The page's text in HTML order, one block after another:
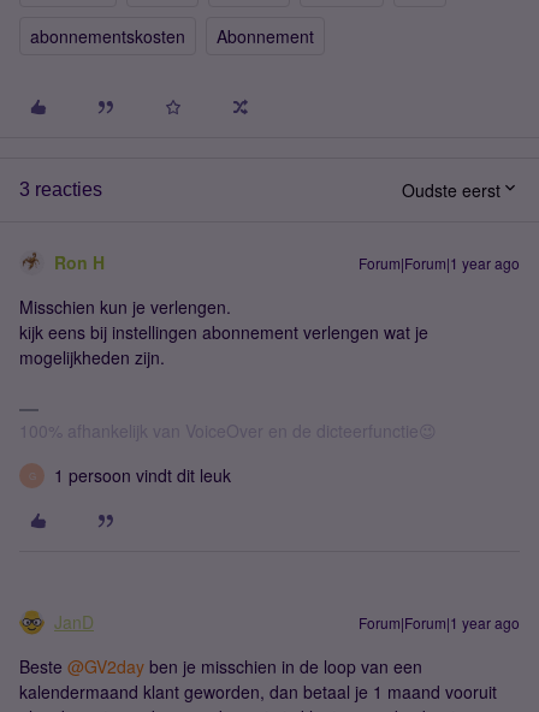
abonnementskosten
Abonnement
3 reacties Oudste eerst
Ron H Forum|Forum|1 year ago
Misschien kun je verlengen.
kijk eens bij instellingen abonnement verlengen wat je
mogelijkheden zijn.
100% afhankelijk van VoiceOver en de dicteerfunctie😉
G 1 persoon vindt dit leuk
JanD Forum|Forum|1 year ago
Beste ​ @GV2day ben je misschien in de loop van een
kalendermaand klant geworden, dan betaal je 1 maand vooruit